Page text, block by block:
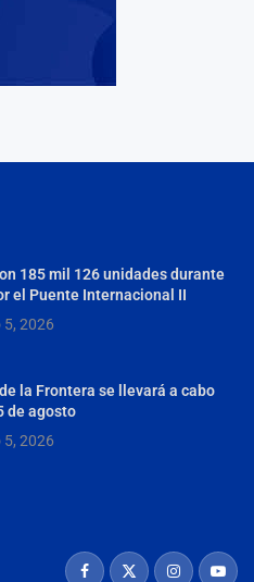
185 mil 126 unidades durante
el Puente Internacional II
2026
la Frontera se llevará a cabo
de agosto
2026